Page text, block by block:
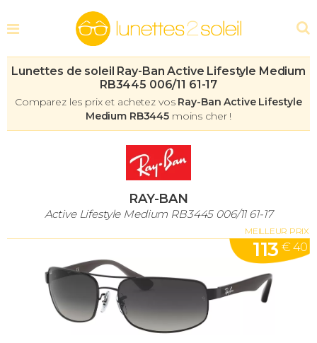
Lunettes de soleil Ray-Ban Active Lifestyle Medium
RB3445 006/11 61-17
Comparez les prix et achetez vos Ray-Ban Active Lifestyle
Medium RB3445 moins cher !
RAY-BAN
Active Lifestyle Medium RB3445 006/11 61-17
MEILLEUR PRIX
113 € 40